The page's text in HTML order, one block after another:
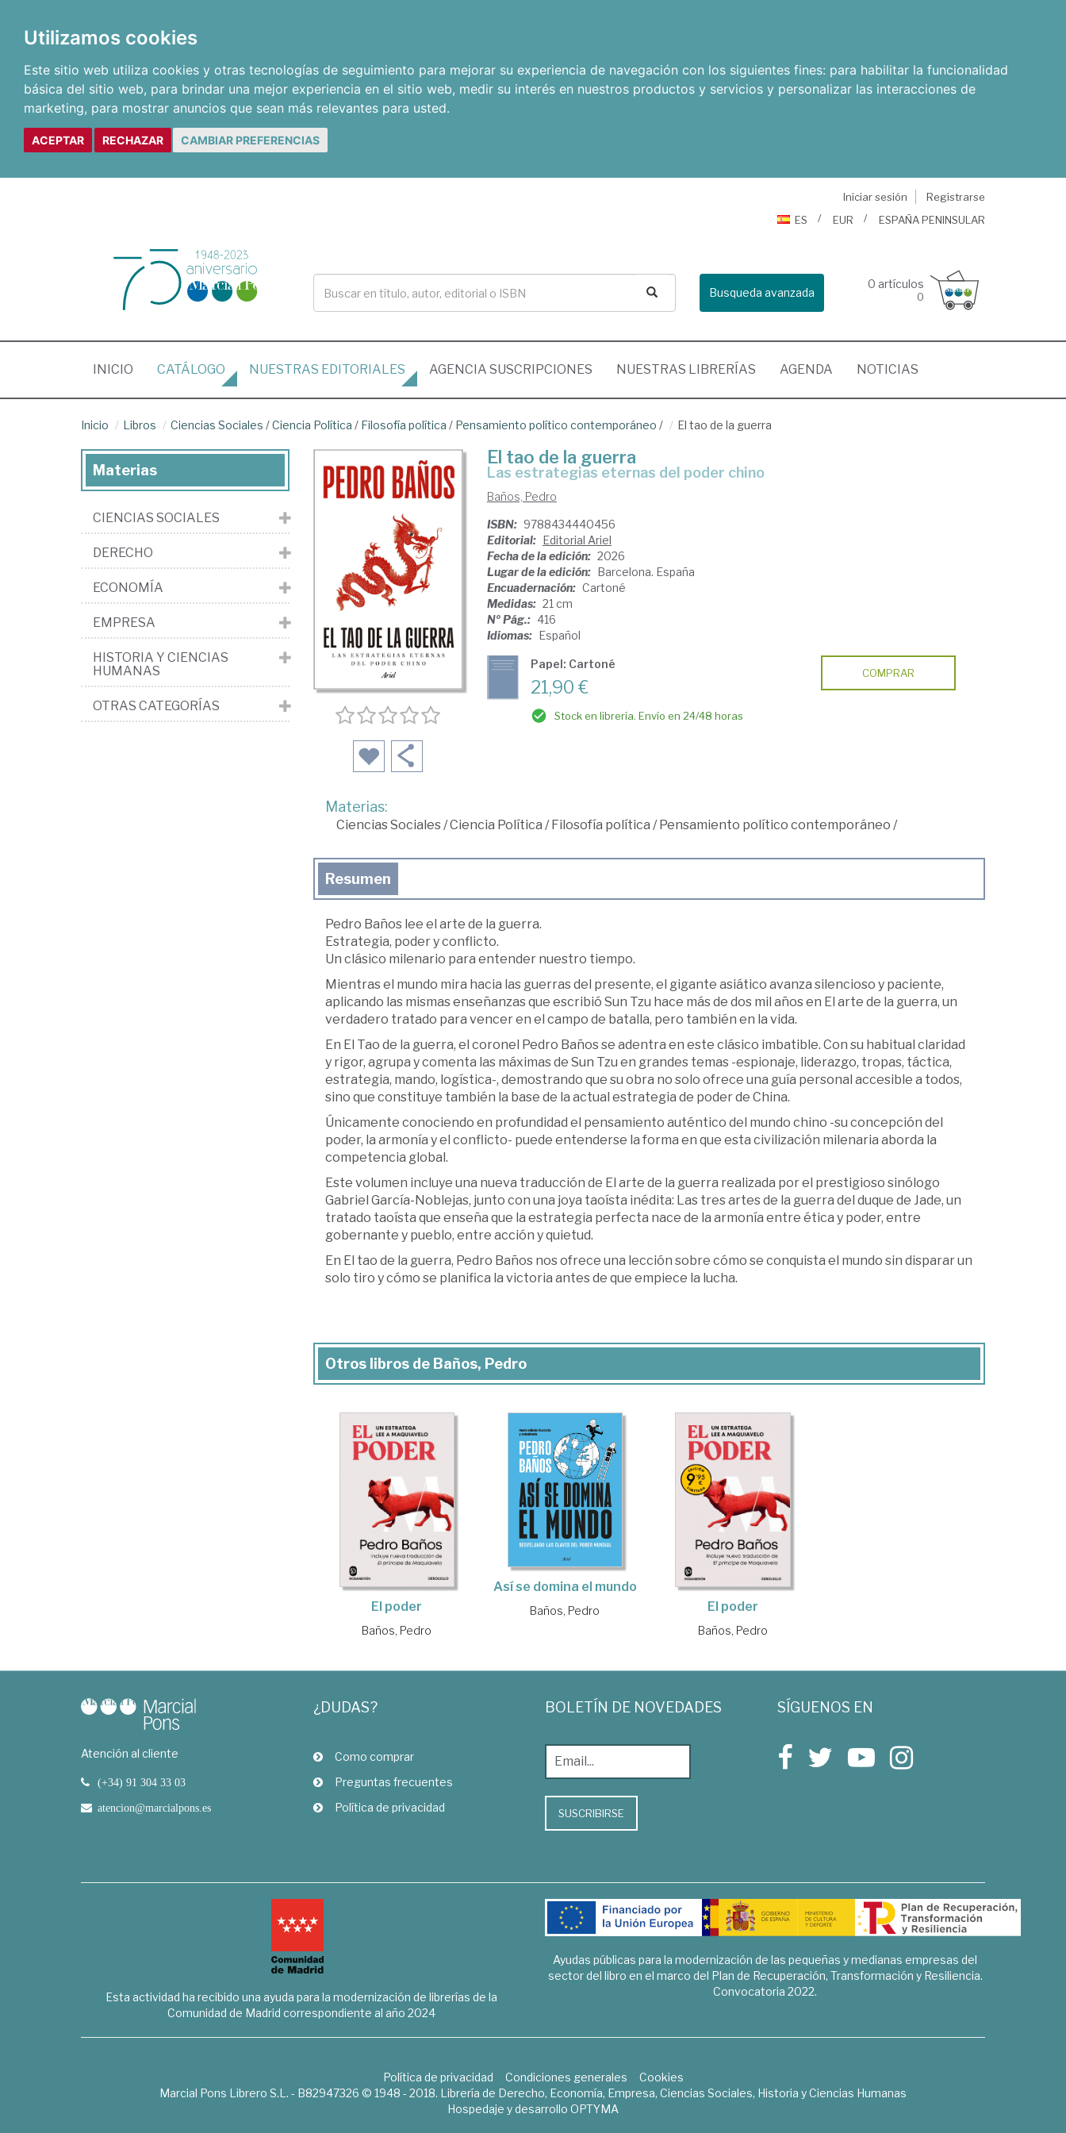
Utilizamos cookies
Este sitio web utiliza cookies y otras tecnologías de seguimiento para mejorar su experiencia de navegación con los siguientes fines: para habilitar la funcionalidad
básica del sitio web, para brindar una mejor experiencia en el sitio web, medir su interés en nuestros productos y servicios y personalizar las interacciones de
marketing, para mostrar anuncios que sean más relevantes para usted.
ACEPTAR RECHAZAR CAMBIAR PREFERENCIAS
Iniciar sesión
Registrarse
ES
EUR ESPAÑA PENINSULAR
Busqueda avanzada
0 artículos
0
INICIO (CURRENT)
CATÁLOGO NUESTRAS EDITORIALES AGENCIA SUSCRIPCIONES NUESTRAS LIBRERÍAS AGENDA NOTICIAS
Inicio Libros Ciencias Sociales /Ciencia Política / Filosofía política / Pensamiento político contemporáneo / El tao de la guerra
El tao de la guerra
Las estrategias eternas del poder chino
Baños, Pedro
ISBN: 9788434440456
Editorial: Editorial Ariel
Fecha de la edición: 2026
Lugar de la edición: Barcelona. España
Encuadernación: Cartoné
Medidas: 21 cm
Nº Pág.: 416
Idiomas: Español
Papel: Cartoné
21,90 €
Stock en librería. Envío en 24/48 horas
COMPRAR
Materias:
Ciencias Sociales/Ciencia Política /Filosofía política /Pensamiento político contemporáneo /
Resumen
Pedro Baños lee el arte de la guerra.
Estrategia, poder y conflicto.
Un clásico milenario para entender nuestro tiempo.
Mientras el mundo mira hacia las guerras del presente, el gigante asiático avanza silencioso y paciente,
aplicando las mismas enseñanzas que escribió Sun Tzu hace más de dos mil años en El arte de la guerra, un
verdadero tratado para vencer en el campo de batalla, pero también en la vida.
En El Tao de la guerra, el coronel Pedro Baños se adentra en este clásico imbatible. Con su habitual claridad
y rigor, agrupa y comenta las máximas de Sun Tzu en grandes temas -espionaje, liderazgo, tropas, táctica,
estrategia, mando, logística-, demostrando que su obra no solo ofrece una guía personal accesible a todos,
sino que constituye también la base de la actual estrategia de poder de China.
Únicamente conociendo en profundidad el pensamiento auténtico del mundo chino -su concepción del
poder, la armonía y el conflicto- puede entenderse la forma en que esta civilización milenaria aborda la
competencia global.
Este volumen incluye una nueva traducción de El arte de la guerra realizada por el prestigioso sinólogo
Gabriel García-Noblejas, junto con una joya taoísta inédita: Las tres artes de la guerra del duque de Jade, un
tratado taoísta que enseña que la estrategia perfecta nace de la armonía entre ética y poder, entre
gobernante y pueblo, entre acción y quietud.
En El tao de la guerra, Pedro Baños nos ofrece una lección sobre cómo se conquista el mundo sin disparar un
solo tiro y cómo se planifica la victoria antes de que empiece la lucha.
Otros libros de Baños, Pedro
El poder
Baños, Pedro
Así se domina el mundo
Baños, Pedro El poder
Baños, Pedro
Materias
CIENCIAS SOCIALES
DERECHO
ECONOMÍA
EMPRESA
HISTORIA Y CIENCIAS
HUMANAS
OTRAS CATEGORÍAS
Atención al cliente
(+34) 91 304 33 03
atencion@marcialpons.es
¿DUDAS?
Como comprar
Preguntas frecuentes
Política de privacidad
BOLETÍN DE NOVEDADES
SUSCRIBIRSE
SÍGUENOS EN
Esta actividad ha recibido una ayuda para la modernización de librerías de la
Comunidad de Madrid correspondiente al año 2024
Ayudas públicas para la modernización de las pequeñas y medianas empresas del
sector del libro en el marco del Plan de Recuperación, Transformación y Resiliencia.
Convocatoria 2022.
Política de privacidad Condiciones generales
Cookies
Marcial Pons Librero S.L. - B82947326 © 1948 - 2018. Librería de Derecho, Economía, Empresa, Ciencias Sociales, Historia y Ciencias Humanas
Hospedaje y desarrollo OPTYMA